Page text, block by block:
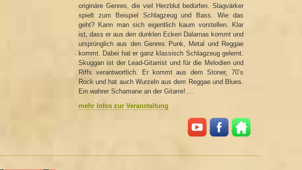
originäre Genres, die viel Herzblut bedürfen. Slagvärker
spielt zum Beispiel Schlagzeug und Bass. Wie das
geht? Kann man sich eigentlich kaum vorstellen. Klar
ist, dass er aus den dunklen Ecken Dalarnas kommt und
ursprünglich aus den Genres Punk, Metal und Reggae
kommt. Dabei hat er ganz klassisch Schlagzeug gelernt.
​Skuggan ist der Lead-Gitarrist und für die Melodien und
Riffs verantwortlich. Er kommt aus dem Stoner, 70’s
Rock und hat auch Wurzeln aus dem Reggae und Blues.
Ein wahrer Schamane an der Gitarre!....
mehr Infos zur Veranstaltung